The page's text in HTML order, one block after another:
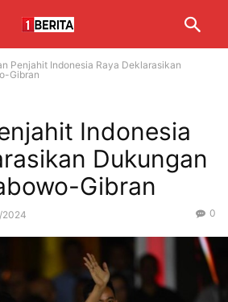
Penjahit Indonesia Raya Deklarasikan
Gibran
Indonesia
Dukungan
Gibran
2024 0